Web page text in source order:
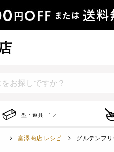
型・道具
富澤商店 レシピ グルテンフ